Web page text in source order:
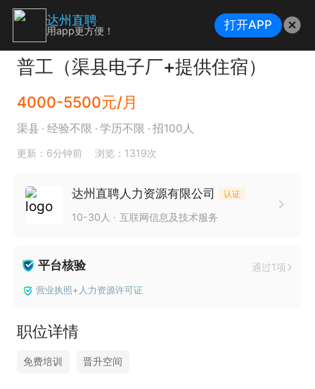
普工（渠县电子厂+提供住宿）
4000-5500元/月
渠县 经验不限 学历不限 招100人
更新：6分钟前 浏览：1319次
达州直聘人力资源有限公司 认证
10-30人 互联网信息及技术服务
平台核验 通过1项
营业执照+人力资源许可证
职位详情
免费培训 晋升空间
达州直聘
用app更方便！ 打开APP